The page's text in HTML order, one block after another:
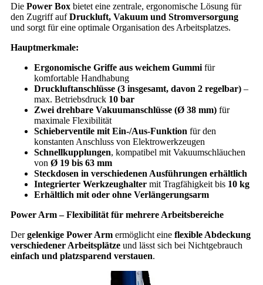
Die Power Box bietet eine zentrale, ergonomische Lösung für
den Zugriff aufDruckluft, Vakuum und Stromversorgung
und sorgt für eine optimale Organisation des Arbeitsplatzes.
Hauptmerkmale:
Ergonomische Griffe aus weichem Gummi für
komfortable Handhabung
Druckluftanschlüsse (3 insgesamt, davon 2 regelbar) –
max. Betriebsdruck 10 bar
Zwei drehbare Vakuumanschlüsse (Ø 38 mm) für
maximale Flexibilität
Schieberventile mit Ein-/Aus-Funktion für den
konstanten Anschluss von Elektrowerkzeugen
Schnellkupplungen, kompatibel mit Vakuumschläuchen
von Ø 19 bis 63 mm
Steckdosen in verschiedenen Ausführungen erhältlich
Integrierter Werkzeughalter mit Tragfähigkeit bis 10 kg
Erhältlich mit oder ohne Verlängerungsarm
Power Arm – Flexibilität für mehrere Arbeitsbereiche
Dergelenkige Power Arm ermöglicht eine flexible Abdeckung
verschiedener Arbeitsplätze und lässt sich bei Nichtgebrauch
einfach und platzsparend verstauen.